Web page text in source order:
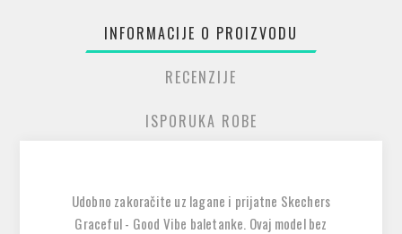
INFORMACIJE O PROIZVODU
RECENZIJE
ISPORUKA ROBE
Udobno zakoračite uz lagane i prijatne Skechers
Graceful - Good Vibe baletanke. Ovaj model bez